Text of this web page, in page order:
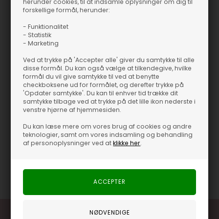
herunder cookies, til at indsamle oplysninger om dig til
forskellige formål, herunder:
- Funktionalitet
- Statistik
- Marketing
Ved at trykke på 'Accepter alle' giver du samtykke til alle
disse formål. Du kan også vælge at tilkendegive, hvilke
formål du vil give samtykke til ved at benytte
checkboksene ud for formålet, og derefter trykke på
'Opdater samtykke'. Du kan til enhver tid trække dit
samtykke tilbage ved at trykke på det lille ikon nederste i
venstre hjørne af hjemmesiden.
Du kan læse mere om vores brug af cookies og andre
teknologier, samt om vores indsamling og behandling
af personoplysninger ved atklikke her.
Se mere
BRANDS NAILBERRY
Du er499,00 DKK fra fri fragt 499 DKK
Varenummer
46293-207-BLUEBELL-OLD